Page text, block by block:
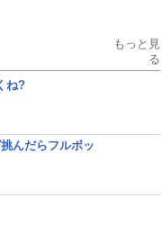
もっと見
る
ね?
んだらフルボッ